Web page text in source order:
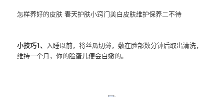
怎样养好的皮肤 春天护肤小窍门美白皮肤维护保养二不待
小技巧1、 入睡以前，将丝瓜切薄，敷在脸部数分钟后取出清洗，
维持一个月，你的脸蛋儿便会白嫩的。